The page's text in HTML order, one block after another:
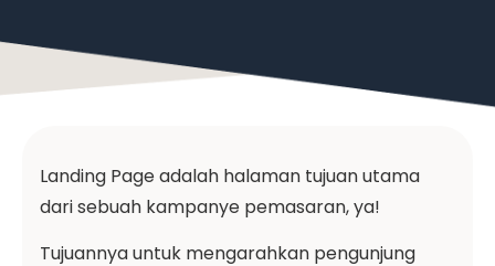
Landing Page adalah halaman tujuan utama
dari sebuah kampanye pemasaran, ya!
Tujuannya untuk mengarahkan pengunjung